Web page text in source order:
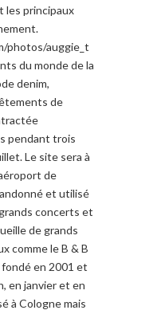
les principaux
photos/auggie_t
du monde de la
denim,
de
pendant trois
Le site sera à
de
et utilisé
concerts et
de grands
comme le B & B
en 2001 et
en janvier et en
à Cologne mais